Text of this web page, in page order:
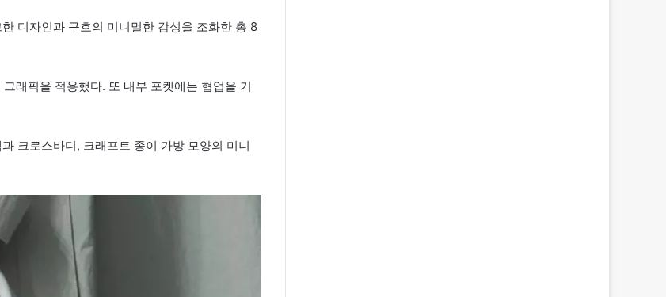
디자인과 구호의 미니멀한 감성을 조화한 총 8
래픽을 적용했다. 또 내부 포켓에는 협업을 기
크로스바디, 크래프트 종이 가방 모양의 미니